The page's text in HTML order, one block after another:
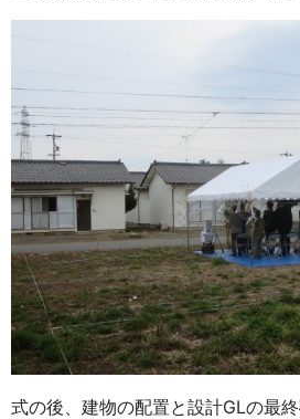
式の後、建物の配置と設計GLの最終